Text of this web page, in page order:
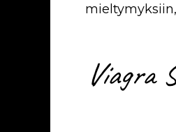
Viagra